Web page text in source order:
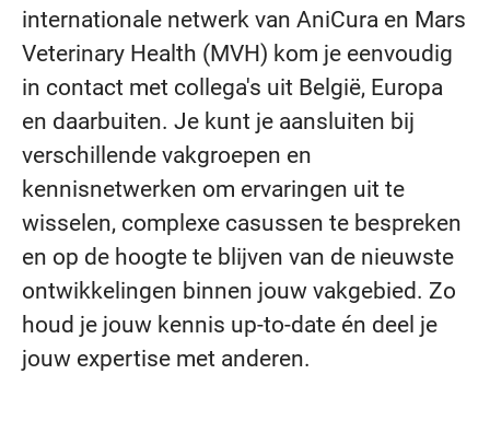
internationale netwerk van AniCura en Mars
Veterinary Health (MVH) kom je eenvoudig
in contact met collega's uit België, Europa
en daarbuiten. Je kunt je aansluiten bij
verschillende vakgroepen en
kennisnetwerken om ervaringen uit te
wisselen, complexe casussen te bespreken
en op de hoogte te blijven van de nieuwste
ontwikkelingen binnen jouw vakgebied. Zo
houd je jouw kennis up-to-date én deel je
jouw expertise met anderen.